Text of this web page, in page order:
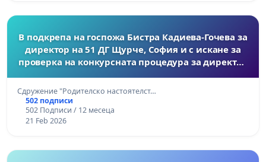
В подкрепа на госпожа Бистра Кадиева-Гочева за
директор на 51 ДГ Щурче, София и с искане за
проверка на конкурсната процедура за директор
Сдружение "Родителско настоятелст…
502 подписи
502 Подписи / 12 месеца
21 Feb 2026